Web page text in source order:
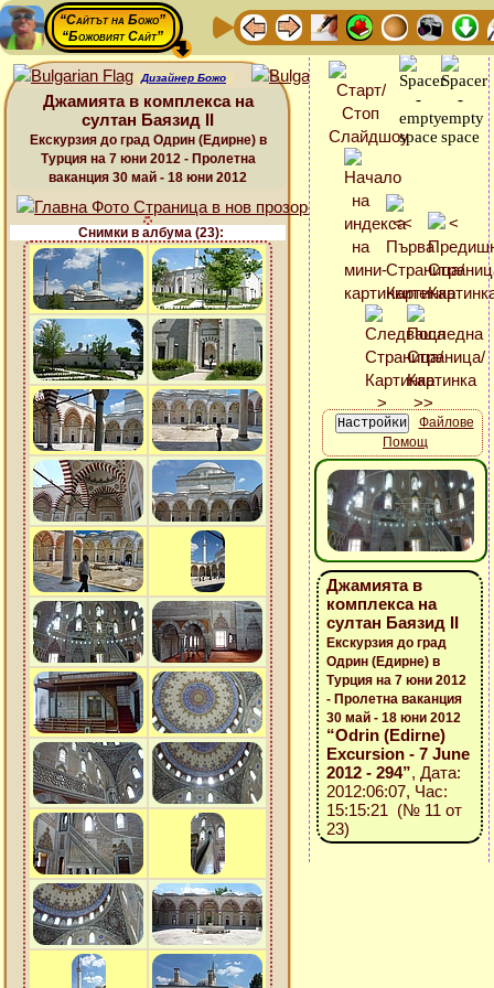
“Сайтът на Божо”
“Божовият Сайт”
Дизайнер Божо
Джамията в комплекса на
султан Баязид ІІ
Екскурзия до град Одрин (Едирне) в
Турция на 7 юни 2012 - Пролетна
ваканция 30 май - 18 юни 2012
Снимки в албума (23):
Файлове
Помощ
Джамията в
комплекса на
султан Баязид ІІ
Екскурзия до град
Одрин (Едирне) в
Турция на 7 юни 2012
- Пролетна ваканция
30 май - 18 юни 2012
“Odrin (Edirne)
Excursion - 7 June
2012 - 294”, Дата:
2012:06:07, Час:
15:15:21 (№ 11 от
23)